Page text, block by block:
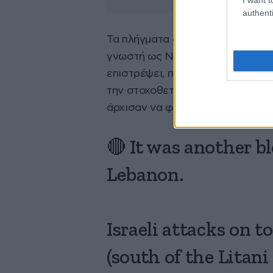
Τα πλήγματα αυτά είναι τα πρώτα
γνωστή ως Νταχίγιε. Ωστόσο
επιστρέψει, παρά τη διακοπή
την στοχοθετούσαν. Μετά τις
άρχισαν να φεύγουν και πάλι,
🔴 It was another
Lebanon.
Israeli attacks on
(south of the Litani